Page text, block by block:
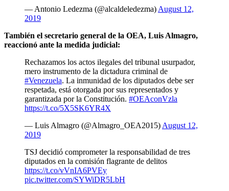
— Antonio Ledezma (@alcaldeledezma) August 12,
2019
También el secretario general de la OEA, Luis Almagro,
reaccionó ante la medida judicial:
Rechazamos los actos ilegales del tribunal usurpador,
mero instrumento de la dictadura criminal de
#Venezuela. La inmunidad de los diputados debe ser
respetada, está otorgada por sus representados y
garantizada por la Constitución. #OEAconVzla
https://t.co/5X5SK6YR4X
— Luis Almagro (@Almagro_OEA2015) August 12,
2019
TSJ decidió comprometer la responsabilidad de tres
diputados en la comisión flagrante de delitos
https://t.co/vVnIA6PVEy
pic.twitter.com/SYWiDR5LbH